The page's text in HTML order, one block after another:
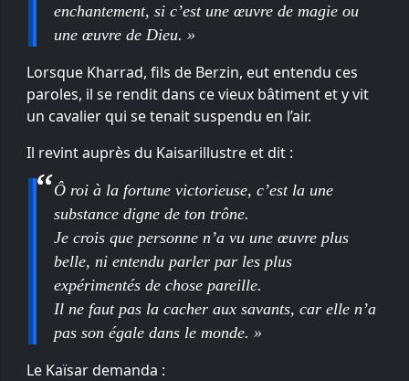
enchantement, si c’est une œuvre de magie ou
une œuvre de Dieu. »
Lorsque Kharrad, fils de Berzin, eut entendu ces
paroles, il se rendit dans ce vieux bâtiment et y vit
un cavalier qui se tenait suspendu en l’air.
Il revint auprès du Kaisarillustre et dit :
Ô roi à la fortune victorieuse, c’est la une
substance digne de ton trône.
Je crois que personne n’a vu une œuvre plus
belle, ni entendu parler par les plus
expérimentés de chose pareille.
Il ne faut pas la cacher aux savants, car elle n’a
pas son égale dans le monde. »
Le Kaïsar demanda :